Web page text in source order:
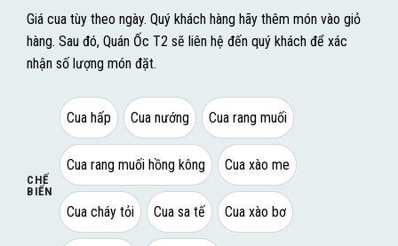
Giá cua tùy theo ngày. Quý khách hàng hãy thêm món vào giỏ
hàng. Sau đó, Quán Ốc T2 sẽ liên hệ đến quý khách để xác
nhận số lượng món đặt.
CHẾ
BIẾN
Cua hấp Cua nướng Cua rang muối
Cua rang muối hồng kông Cua xào me
Cua cháy tỏi Cua sa tế Cua xào bơ